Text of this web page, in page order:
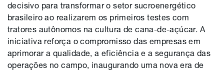
decisivo para transformar o setor sucroenergético
brasileiro ao realizarem os primeiros testes com
tratores autônomos na cultura de cana-de-açúcar. A
iniciativa reforça o compromisso das empresas em
aprimorar a qualidade, a eficiência e a segurança das
operações no campo, inaugurando uma nova era de